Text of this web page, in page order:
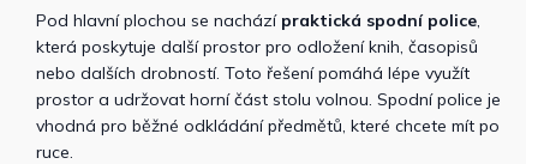
Pod hlavní plochou se nachází praktická spodní police,
která poskytuje další prostor pro odložení knih, časopisů
nebo dalších drobností. Toto řešení pomáhá lépe využít
prostor a udržovat horní část stolu volnou. Spodní police je
vhodná pro běžné odkládání předmětů, které chcete mít po
ruce.